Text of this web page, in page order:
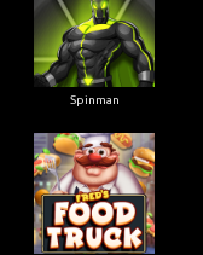
Spinman